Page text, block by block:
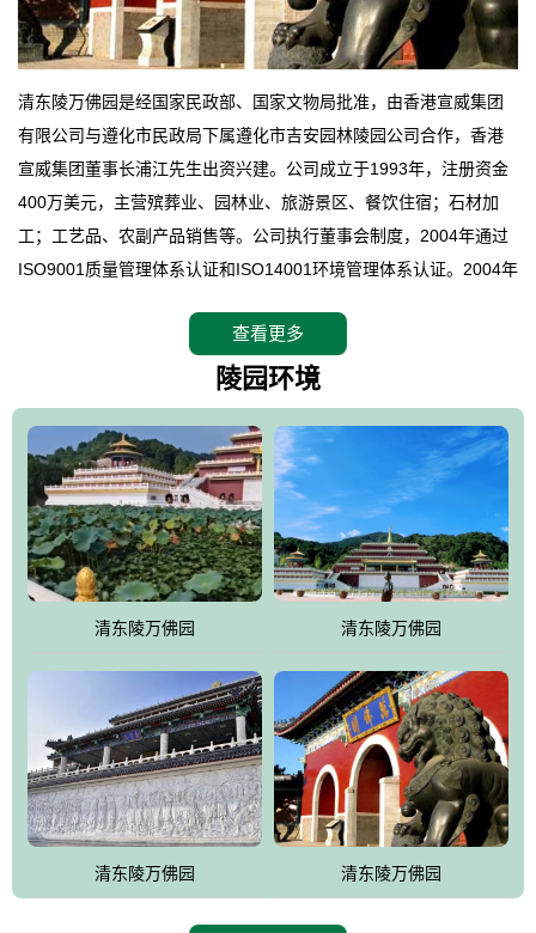
清东陵万佛园是经国家民政部、国家文物局批准，由香港宣威集团
有限公司与遵化市民政局下属遵化市吉安园林陵园公司合作，香港
宣威集团董事长浦江先生出资兴建。公司成立于1993年，注册资金
400万美元，主营殡葬业、园林业、旅游景区、餐饮住宿；石材加
工；工艺品、农副产品销售等。公司执行董事会制度，2004年通过
ISO9001质量管理体系认证和ISO14001环境管理体系认证。2004年
拥有4A级旅游区头衔的花园式陵园，园内建有四星级酒店一座。
万佛园位于遵化市境内，座落在世界文化遗产清东陵地形墙内，地
形绝佳，地理位置优越，交通便利。公司以“建设全国顶级人生后花
园、打造佛教精品旅游圣地”为目标，以海外归侨、国内外知名人士
的墓地安葬、祭祀吊亡并结合旅游参观构成其主要使用功能；以苍
郁绚丽、优雅宜人的园林景观构成其外部形象。通过墓园建设与造
园手法相结合的默契操作，建成一处特色鲜明、服务周全、环境优
美、民族风格突出，与周边文物古迹交相呼应的极具吸引力的花园
式园林。
万佛园工程一期占地448亩，目前完成投资近12亿元人民币，园区采
用全仿古式建筑，寻求与世界文化遗产地清东陵的和谐统一，在园
区建设中寻求陵园建设与景区建设的有机融合，充分发挥独一无二
的地形优势，打造现代艺术园林，建设旅游景观、寺庙、酒店等综
合服务设施，服务于陵园经营，使企业的多元化经营项目相互依
托、相互促进，园区绿化覆盖率达90%。
设计建造各种墓地墓位3万个；主体建筑金宝塔，墓位容量8万个，
能适应不同消费阶层的需求，为客户提供墓碑设计制作服务、特色
查看更多
陵园环境
清东陵万佛园 清东陵万佛园
清东陵万佛园 清东陵万佛园